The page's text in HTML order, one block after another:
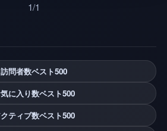
1/1
訪問者数ベスト500
に入り数ベスト500
ティブ数ベスト500